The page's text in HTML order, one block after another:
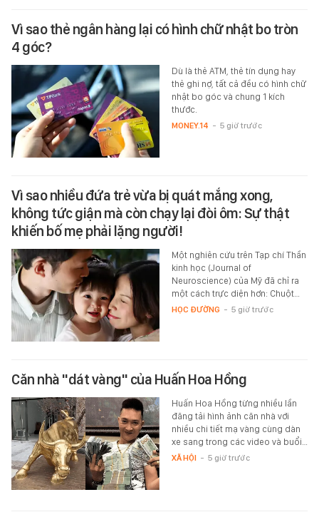
Vì sao thẻ ngân hàng lại có hình chữ nhật bo tròn
4 góc?
Dù là thẻ ATM, thẻ tín dụng hay
thẻ ghi nợ, tất cả đều có hình chữ
nhật bo góc và chung 1 kích
thước.
MONEY.14 - 5 giờ trước
Vì sao nhiều đứa trẻ vừa bị quát mắng xong,
không tức giận mà còn chạy lại đòi ôm: Sự thật
khiến bố mẹ phải lặng người!
Một nghiên cứu trên Tạp chí Thần
kinh học (Journal of
Neuroscience) của Mỹ đã chỉ ra
một cách trực diện hơn: Chuột…
HỌC ĐƯỜNG - 5 giờ trước
Căn nhà "dát vàng" của Huấn Hoa Hồng
Huấn Hoa Hồng từng nhiều lần
đăng tải hình ảnh căn nhà với
nhiều chi tiết mạ vàng cùng dàn
xe sang trong các video và buổi…
XÃ HỘI - 5 giờ trước